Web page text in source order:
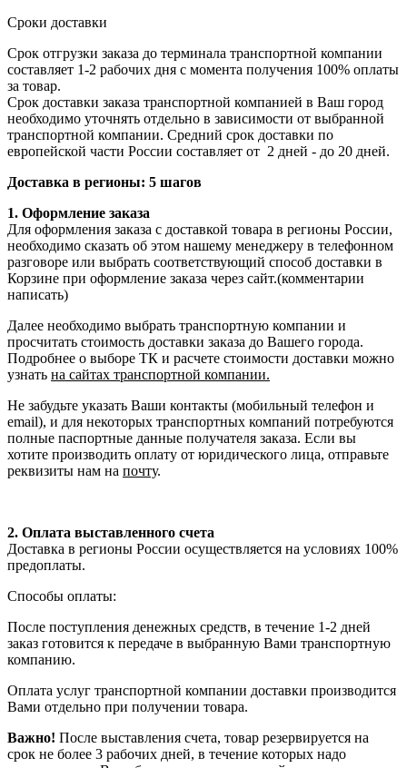
Сроки доставки
Срок отгрузки заказа до терминала транспортной компании
составляет 1-2 рабочих дня с момента получения 100% оплаты
за товар.
Срок доставки заказа транспортной компанией в Ваш город
необходимо уточнять отдельно в зависимости от выбранной
транспортной компании. Средний срок доставки по
европейской части России составляет от 2 дней - до 20 дней.
Доставка в регионы: 5 шагов
1. Оформление заказа
Для оформления заказа с доставкой товара в регионы России,
необходимо сказать об этом нашему менеджеру в телефонном
разговоре или выбрать соответствующий способ доставки в
Корзине при оформление заказа через сайт.(комментарии
написать)
Далее необходимо выбрать транспортную компании и
просчитать стоимость доставки заказа до Вашего города.
Подробнее о выборе ТК и расчете стоимости доставки можно
узнать на сайтах транспортной компании.
Не забудьте указать Ваши контакты (мобильный телефон и
email), и для некоторых транспортных компаний потребуются
полные паспортные данные получателя заказа. Если вы
хотите производить оплату от юридического лица, отправьте
реквизиты нам на почту.
2. Оплата выставленного счета
Доставка в регионы России осуществляется на условиях 100%
предоплаты.
Способы оплаты:
После поступления денежных средств, в течение 1-2 дней
заказ готовится к передаче в выбранную Вами транспортную
компанию.
Оплата услуг транспортной компании доставки производится
Вами отдельно при получении товара.
Важно! После выставления счета, товар резервируется на
срок не более 3 рабочих дней, в течение которых надо